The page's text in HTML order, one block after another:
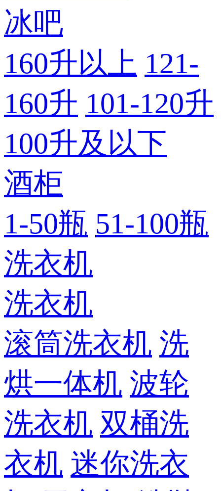
冰吧
160升以上 121-
160升 101-120升
100升及以下
酒柜
1-50瓶 51-100瓶
洗衣机
洗衣机
滚筒洗衣机 洗
烘一体机 波轮
洗衣机 双桶洗
衣机 迷你洗衣